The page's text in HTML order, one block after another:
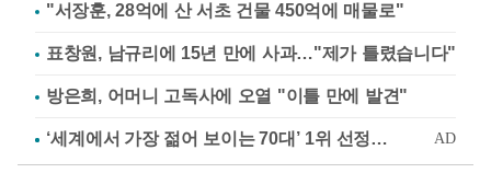
"서장훈, 28억에 산 서초 건물 450억에 매물로"
표창원, 남규리에 15년 만에 사과…"제가 틀렸습니다"
방은희, 어머니 고독사에 오열 "이틀 만에 발견"